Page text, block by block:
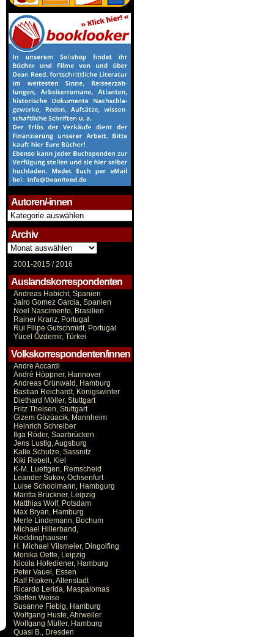
Autoren/-innen
Autoren/-
innen
Archiv
Archiv
2001-2015 /2016
Auslandskorrespondenten
Andreas Habicht, Spanien
Jairo Gomez Garcia, Spanien
Noel Nascimento, Brasilien
Rainer Kranz, Portugal
Rui Filipe Gutschmidt, Portugal
Yücel Özdemir, Türkei
Volkskorrespondenten/innen
Andre Accardi
André Höppner, Hannover
Andreas Grünwald, Hamburg
Bastian Reichardt, Königswinter
Diethard Möller, Stuttgart
Fritz Theisen, Stuttgart
Gizem Gözüacik, Mannheim
Heinrich Schreiber
Ilga Röder, Saarbrücken
Jens Lustig, Augsburg
Kalle Schulze, Sassnitz
Kiki Rebell, Kiel
K-M. Luettgen, Remscheid
Leander Sukov, Ochsenfurt
Luise Schoolmann, Hambgurg
Maritta Brückner, Leipzig
Matthias Wolf, Potsdam
Max Bryan, Hamburg
Merle Lindemann, Bochum
Michael Hillerband,
Recklinghausen
H. Michael Vilsmeier, Dingolfing
Monika Oette, Leipzig
Nicola Hofediener, Hamburg
Peter Vauel, Essen
Ralf Ripken, Altenstadt
Ricardo Lerida, Maspalomas
Steffen Weise
Susanne Fiebig, Hamburg
Wolfgang Huste, Ahrweiler
Wolfgang Müller, Hamburg
Quasi B., Dresden